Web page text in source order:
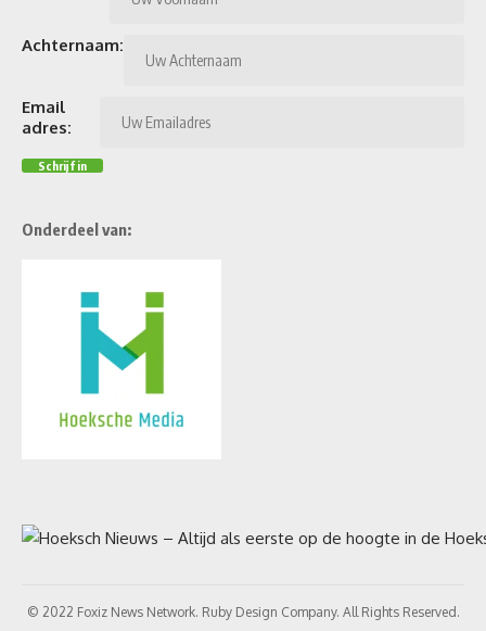
Achternaam:
Email
adres:
Onderdeel van:
© 2022 Foxiz News Network. Ruby Design Company. All Rights Reserved.